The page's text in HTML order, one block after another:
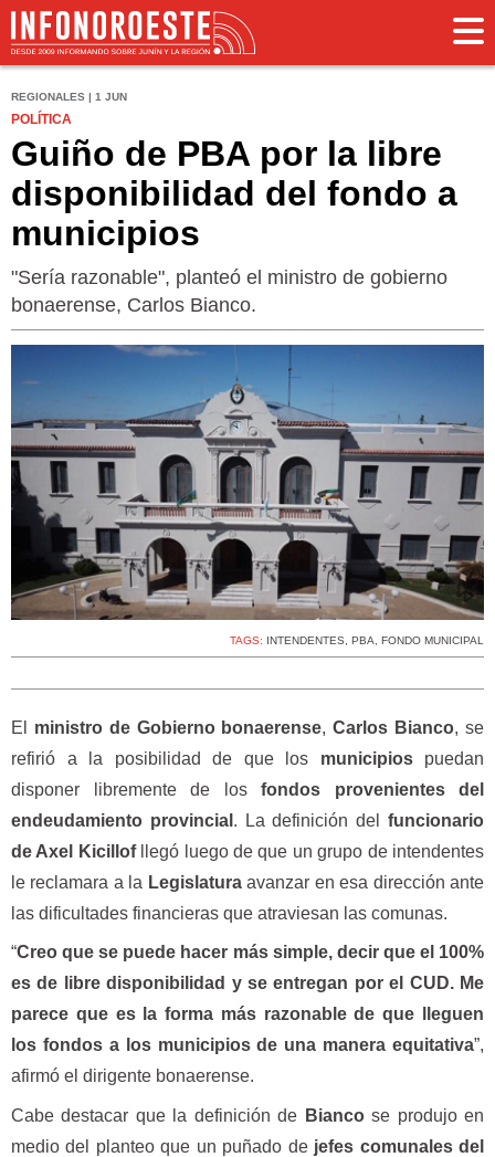
REGIONALES | 1 JUN
POLÍTICA
Guiño de PBA por la libre
disponibilidad del fondo a
municipios
"Sería razonable", planteó el ministro de gobierno
bonaerense, Carlos Bianco.
TAGS: INTENDENTES, PBA, FONDO MUNICIPAL
El ministro de Gobierno bonaerense,Carlos Bianco, se
refirió a la posibilidad de que los municipios puedan
disponer libremente de los fondos provenientes del
endeudamiento provincial . La definición delfuncionario
de Axel Kicillofllegó luego de que un grupo de intendentes
le reclamara a la Legislaturaavanzar en esa dirección ante
las dificultades financieras que atraviesan las comunas.
“Creo que se puede hacer más simple, decir que el 100%
es de libre disponibilidad y se entregan por el CUD. Me
parece que es la forma más razonable de que lleguen
los fondos a los municipios de una manera equitativa”,
afirmó el dirigente bonaerense.
Cabe destacar que la definición de Biancose produjo en
medio del planteo que un puñado de jefes comunales del